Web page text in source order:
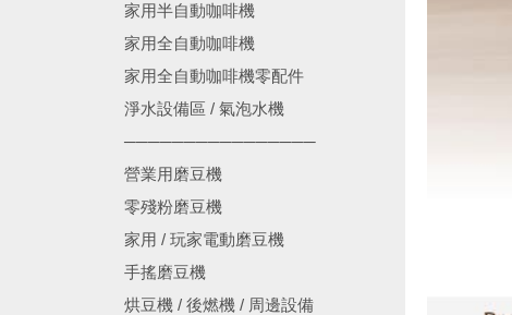
家用半自動咖啡機
家用全自動咖啡機
家用全自動咖啡機零配件
淨水設備區 / 氣泡水機
────────────────
營業用磨豆機
零殘粉磨豆機
家用 / 玩家電動磨豆機
手搖磨豆機
烘豆機 / 後燃機 / 周邊設備